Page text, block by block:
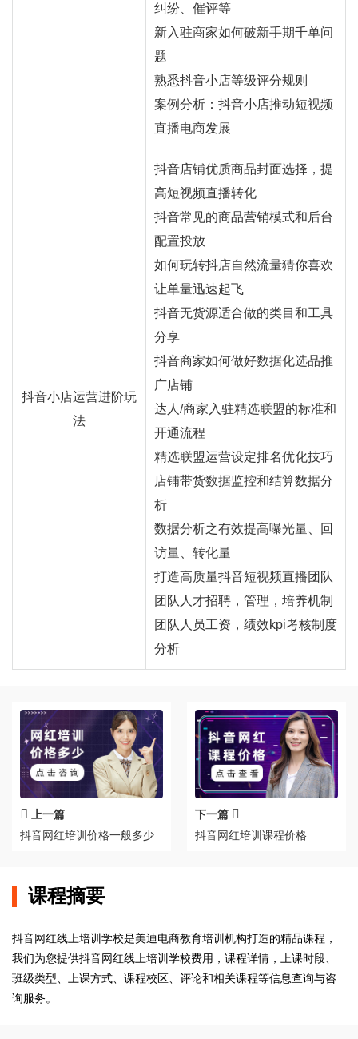
纠纷、催评等
新入驻商家如何破新手期千单问
题
熟悉抖音小店等级评分规则
案例分析：抖音小店推动短视频
直播电商发展
抖音小店运营进阶玩
法
抖音店铺优质商品封面选择，提
高短视频直播转化
抖音常见的商品营销模式和后台
配置投放
如何玩转抖店自然流量猜你喜欢
让单量迅速起飞
抖音无货源适合做的类目和工具
分享
抖音商家如何做好数据化选品推
广店铺
达人/商家入驻精选联盟的标准和
开通流程
精选联盟运营设定排名优化技巧
店铺带货数据监控和结算数据分
析
数据分析之有效提高曝光量、回
访量、转化量
打造高质量抖音短视频直播团队
团队人才招聘，管理，培养机制
团队人员工资，绩效kpi考核制度
分析
上一篇
抖音网红培训价格一般多少
下一篇
抖音网红培训课程价格
课程摘要
抖音网红线上培训学校是美迪电商教育培训机构打造的精品课程，
我们为您提供抖音网红线上培训学校费用，课程详情，上课时段、
班级类型、上课方式、课程校区、评论和相关课程等信息查询与咨
询服务。